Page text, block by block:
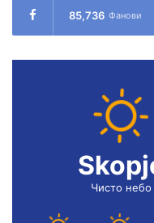
85,736 Фанови
Чисто небо